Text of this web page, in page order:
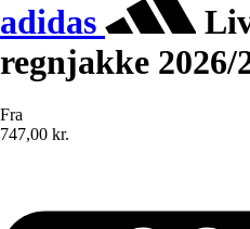
adidas
regnjakke 2026/
Fra
747,00 kr.